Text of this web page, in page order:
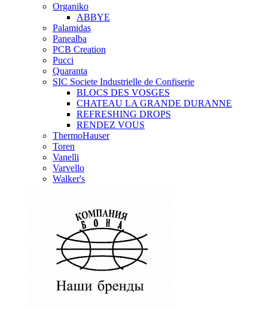
Organiko
ABBYE
Palamidas
Panealba
PCB Creation
Pucci
Quaranta
SIC Societe Industrielle de Confiserie
BLOCS DES VOSGES
CHATEAU LA GRANDE DURANNE
REFRESHING DROPS
RENDEZ VOUS
ThermoHauser
Toren
Vanelli
Varvello
Walker's